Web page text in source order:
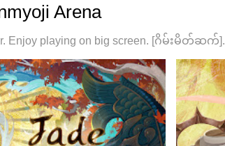
yang indah menjadikan Onmyoji Arena
multi-instance menjadikan bermain
paling penting, enjin emulasi eksklusif kami
lancar.Kami tidak hanya peduli
kebahagiaan permainan.
Arena
Enjoy playing on big screen. [ဂိမ်းမိတ်ဆက်].